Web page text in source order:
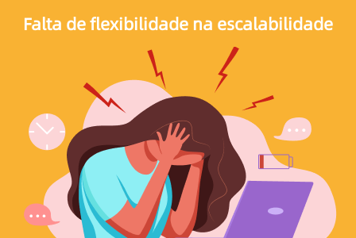
Falta de flexibilidade na escalabilidade